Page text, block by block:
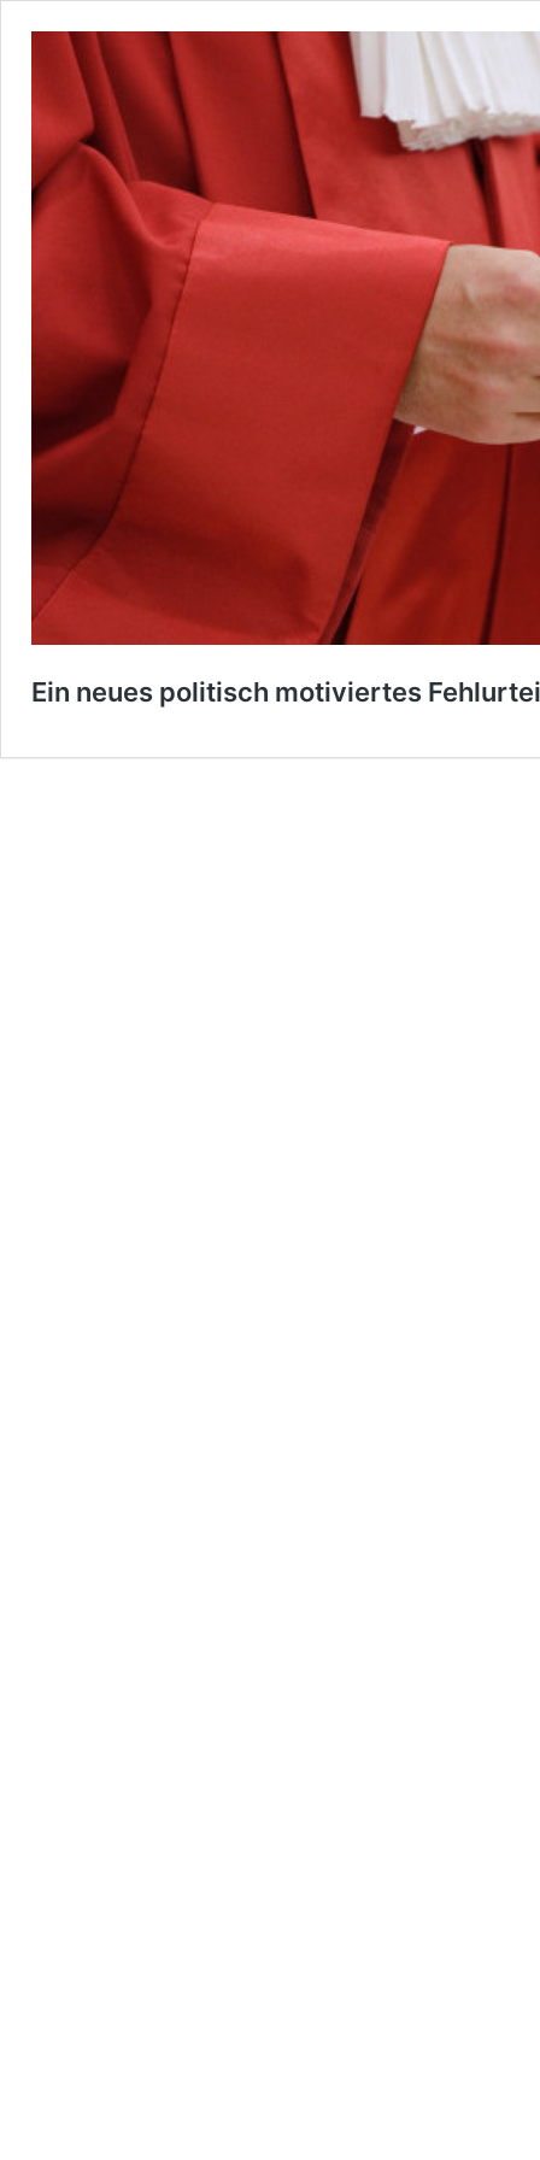
Ein neues politisch motiviertes